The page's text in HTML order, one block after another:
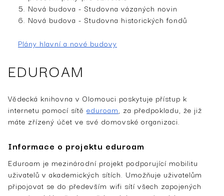
Nová budova - Studovna vázaných novin
Nová budova - Studovna historických fondů
Plány hlavní a nové budovy
­­EDUROAM
Vědecká knihovna v Olomouci poskytuje přístup k
internetu pomocí sítě eduroam, za předpokladu, že již
máte zřízený účet ve své domovské organizaci.
Informace o proj­ektu eduroam
Eduroam je mezinárodní projekt podporující mobilitu
uživatelů v akademických sítích. Umožňuje uživatelům
připojovat se do především wifi sítí všech zapojených